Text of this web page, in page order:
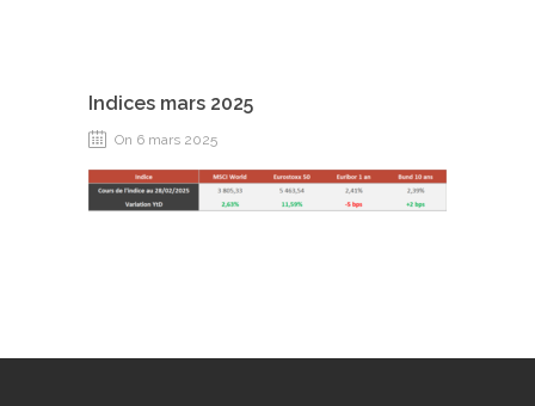
Indices mars 2025
On 6 mars 2025